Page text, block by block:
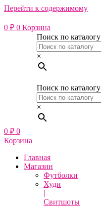
Перейти к содержимому
0 ₽ 0 Корзина
Поиск по каталогу
×
Поиск по каталогу
×
0 ₽ 0
Корзина
Главная
Магазин
Футболки
Худи
|
Свитшоты